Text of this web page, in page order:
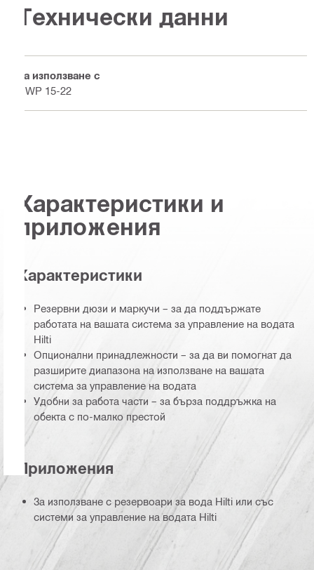
Технически данни
За използване с
DWP 15-22
Характеристики и
приложения
Характеристики
Резервни дюзи и маркучи – за да поддържате
работата на вашата система за управление на водата
Hilti
Опционални принадлежности – за да ви помогнат да
разширите диапазона на използване на вашата
система за управление на водата
Удобни за работа части – за бърза поддръжка на
обекта с по-малко престой
Приложения
За използване с резервоари за вода Hilti или със
системи за управление на водата Hilti